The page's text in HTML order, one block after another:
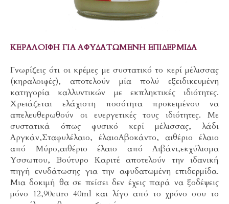
ΚΕΡΑΛΟΙΦΗ ΓΙΑ ΑΦΥΔΑΤΩΜΕΝΗ ΕΠΙΔΕΡΜΙΔΑ
Γνωρίζεις ότι οι κρέμες με συστατικό το κερί μέλισσας
(κηραλοιφές), αποτελούν μία πολύ εξειδικευμένη
κατηγορία καλλυντικών με εκπληκτικές ιδιότητες.
Χρειάζεται ελάχιστη ποσότητα προκειμένου να
απελευθερωθούν οι ευεργετικές τους ιδιότητες. Με
συστατικά όπως φυσικό κερί μέλισσας, λάδι
Αργκάν,Σταφυλέλαιο, έλαιοΑβοκάντο, αιθέριο έλαιο
από Μύρο,αιθέριο έλαιο από Λιβάνι,εκχύλισμα
Υσσωπου, Βούτυρο Καριτέ αποτελούν την ιδανική
πηγή ενυδάτωσης για την αφυδατωμένη επιδερμίδα.
Μια δοκιμή θα σε πείσει δεν έχεις παρά να ξοδέψεις
μόνο 12,90euro 40ml και λίγο από το χρόνο σου το